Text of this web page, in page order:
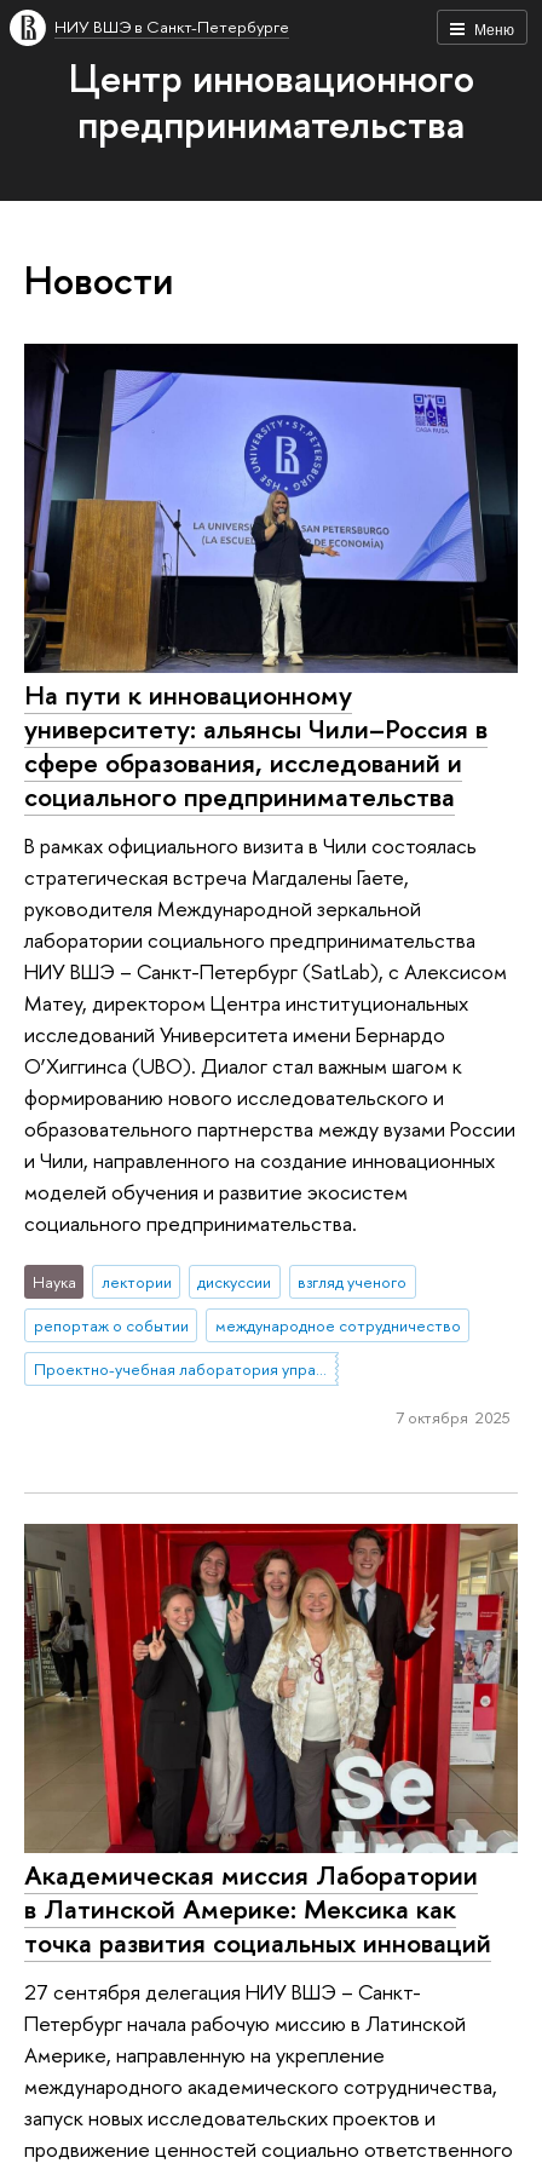
Меню
НИУ ВШЭ в Санкт-Петербурге
Центр инновационного
предпринимательства
Новости
На пути к инновационному
университету: альянсы Чили–Россия в
сфере образования, исследований и
социального предпринимательства
В рамках официального визита в Чили состоялась
стратегическая встреча Магдалены Гаете,
руководителя Международной зеркальной
лаборатории социального предпринимательства
НИУ ВШЭ – Санкт-Петербург (SatLab), с Алексисом
Матеу, директором Центра институциональных
исследований Университета имени Бернардо
О’Хиггинса (UBO). Диалог стал важным шагом к
формированию нового исследовательского и
образовательного партнерства между вузами России
и Чили, направленного на создание инновационных
моделей обучения и развитие экосистем
социального предпринимательства.
Наука лектории дискуссии
взгляд ученого
репортаж о событии
международное сотрудничество
Проектно-учебная лаборатория управления репутацией в образовании
7 октября 2025
Академическая миссия Лаборатории
в Латинской Америке: Мексика как
точка развития социальных инноваций
27 сентября делегация НИУ ВШЭ – Санкт-
Петербург начала рабочую миссию в Латинской
Америке, направленную на укрепление
международного академического сотрудничества,
запуск новых исследовательских проектов и
продвижение ценностей социально ответственного